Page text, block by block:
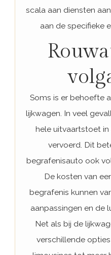
scala aan diensten
aan de specifieke
Soms is er behoefte
lijkwagen. In veel
hele uitvaartstoet
vervoerd. Dit
begrafenisauto ook
De kosten van
begrafenis kunnen
aanpassingen en de
Net als bij de
verschillende